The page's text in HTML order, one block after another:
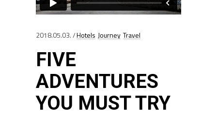
2018.05.03. Hotels Journey Travel
FIVE
ADVENTURES
YOU MUST TRY